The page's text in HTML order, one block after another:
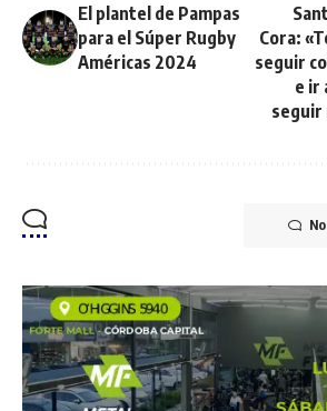
El plantel de Pampas
para el Súper Rugby
Américas 2024
Cora:
seguir
e ir
seguir